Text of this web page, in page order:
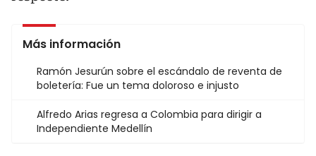
Más información
Ramón Jesurún sobre el escándalo de reventa de
boletería: Fue un tema doloroso e injusto
Alfredo Arias regresa a Colombia para dirigir a
Independiente Medellín